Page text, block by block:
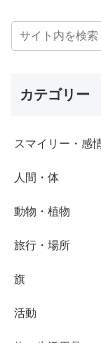
カテゴリー
スマイリー・感
人間・体
動物・植物
旅行・場所
旗
活動